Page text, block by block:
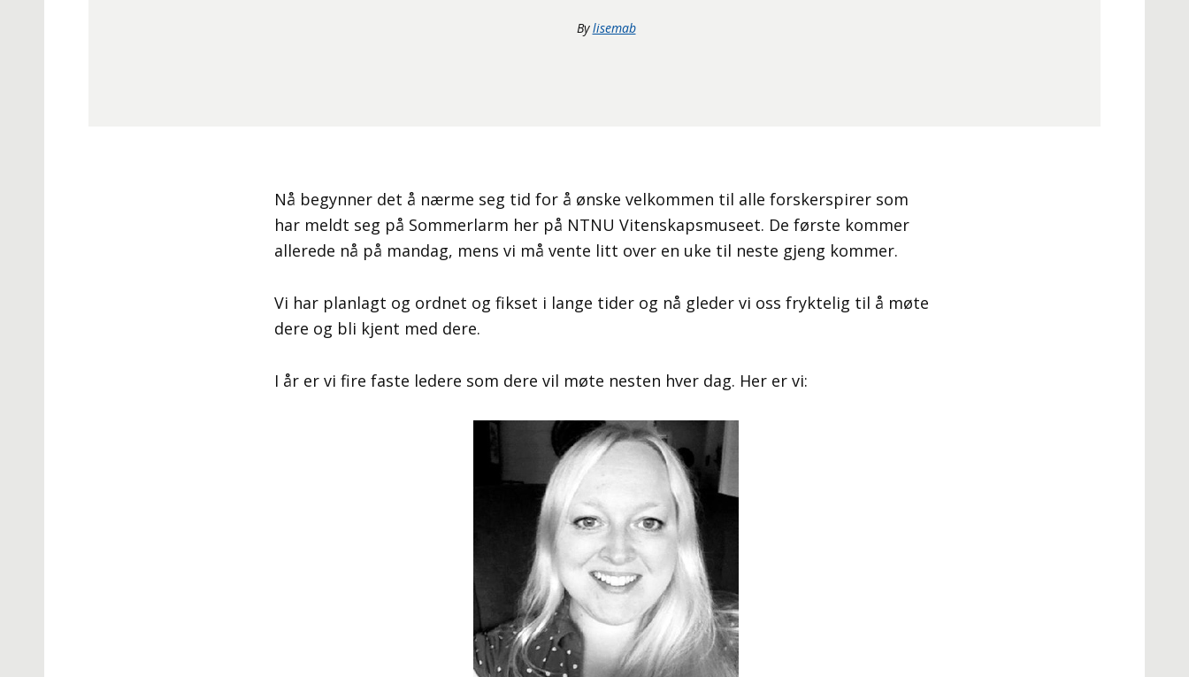
By lisemab
Nå begynner det å nærme seg tid for å ønske velkommen til alle forskerspirer som
har meldt seg på Sommerlarm her på NTNU Vitenskapsmuseet. De første kommer
allerede nå på mandag, mens vi må vente litt over en uke til neste gjeng kommer.
Vi har planlagt og ordnet og fikset i lange tider og nå gleder vi oss fryktelig til å møte
dere og bli kjent med dere.
I år er vi fire faste ledere som dere vil møte nesten hver dag. Her er vi: